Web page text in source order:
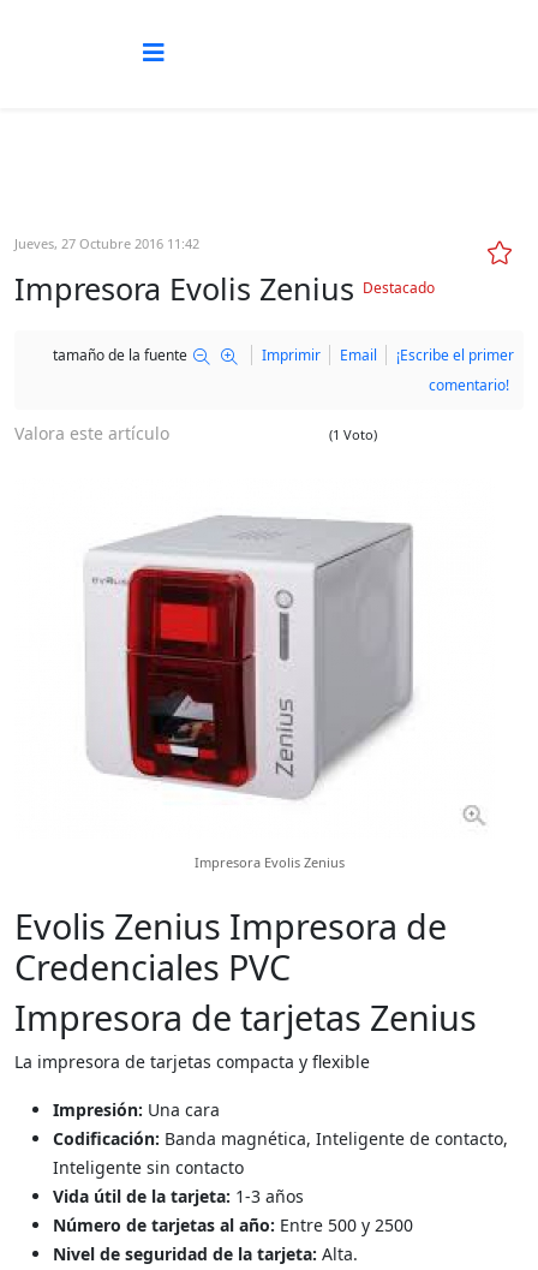
Jueves, 27 Octubre 2016 11:42
Impresora Evolis Zenius Destacado
tamaño de la fuente Imprimir Email
¡Escribe el primer
comentario!
Valora este artículo (1 Voto)
Impresora Evolis Zenius
Evolis Zenius Impresora de
Credenciales PVC
Impresora de tarjetas Zenius
La impresora de tarjetas compacta y flexible
Impresión: Una cara
Codificación: Banda magnética, Inteligente de contacto,
Inteligente sin contacto
Vida útil de la tarjeta: 1-3 años
Número de tarjetas al año: Entre 500 y 2500
Nivel de seguridad de la tarjeta: Alta.